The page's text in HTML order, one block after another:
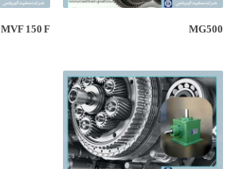
MG500
MVF 150 F